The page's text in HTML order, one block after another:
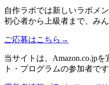
自作ラボでは新しいラボメン
初心者から上級者まで、み
ご応募はこちら →
当サイトは、Amazon.co.jp
ト・プログラムの参加者で